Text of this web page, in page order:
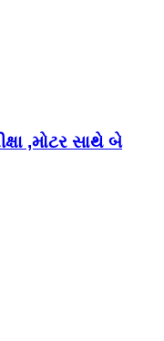
,મોટર સાથે બે